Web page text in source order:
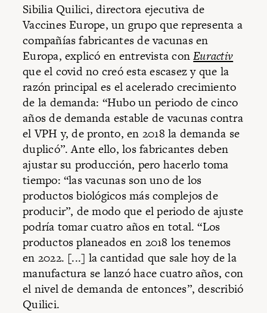
Sibilia Quilici, directora ejecutiva de
Vaccines Europe, un grupo que representa a
compañías fabricantes de vacunas en
Europa, explicó en entrevista conEuractiv
que el covid no creó esta escasez y que la
razón principal es el acelerado crecimiento
de la demanda: “Hubo un periodo de cinco
años de demanda estable de vacunas contra
el VPH y, de pronto, en 2018 la demanda se
duplicó”. Ante ello, los fabricantes deben
ajustar su producción, pero hacerlo toma
tiempo: “las vacunas son uno de los
productos biológicos más complejos de
producir”, de modo que el periodo de ajuste
podría tomar cuatro años en total. “Los
productos planeados en 2018 los tenemos
en 2022. [...] la cantidad que sale hoy de la
manufactura se lanzó hace cuatro años, con
el nivel de demanda de entonces”, describió
Quilici.